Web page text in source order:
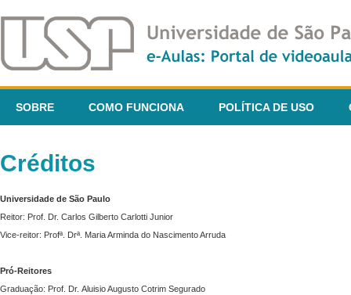
SOBRE COMO FUNCIONA POLÍTICA DE USO
Créditos
Universidade de São Paulo
Reitor: Prof. Dr. Carlos Gilberto Carlotti Junior
Vice-reitor: Profª. Drª. Maria Arminda do Nascimento Arruda
Pró-Reitores
Graduação: Prof. Dr. Aluisio Augusto Cotrim Segurado